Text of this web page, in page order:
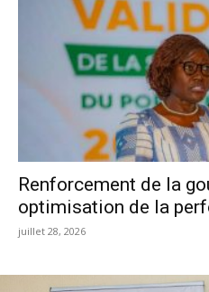
Renforcement de la
optimisation de la
juillet 28, 2026